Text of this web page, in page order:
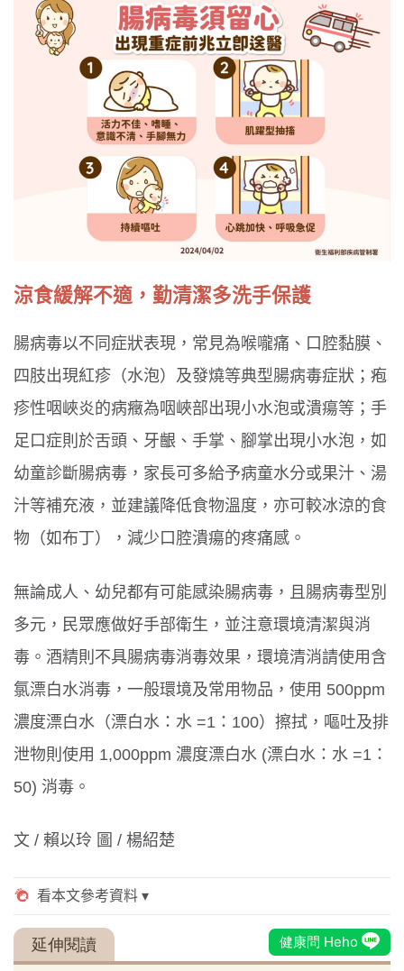
涼食緩解不適，勤清潔多洗手保護
腸病毒以不同症狀表現，常見為喉嚨痛、口腔黏膜、
四肢出現紅疹（水泡）及發燒等典型腸病毒症狀；疱
疹性咽峽炎的病癥為咽峽部出現小水泡或潰瘍等；手
足口症則於舌頭、牙齦、手掌、腳掌出現小水泡，如
幼童診斷腸病毒，家長可多給予病童水分或果汁、湯
汁等補充液，並建議降低食物溫度，亦可較冰涼的食
物（如布丁），減少口腔潰瘍的疼痛感。
無論成人、幼兒都有可能感染腸病毒，且腸病毒型別
多元，民眾應做好手部衛生，並注意環境清潔與消
毒。酒精則不具腸病毒消毒效果，環境清消請使用含
氯漂白水消毒，一般環境及常用物品，使用 500ppm
濃度漂白水（漂白水：水 =1：100）擦拭，嘔吐及排
泄物則使用 1,000ppm 濃度漂白水 (漂白水：水 =1：
50) 消毒。
文 / 賴以玲 圖 / 楊紹楚